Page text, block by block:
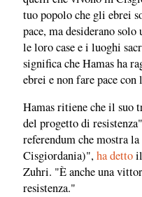
tuo popolo che gli ebrei
pace, ma desiderano
le loro case e i luoghi
significa che Hamas ha
ebrei e non fare pace con
Hamas ritiene che il suo
del progetto di
referendum che mostra
Cisgiordania)",ha detto
Zuhri. "È anche una
resistenza."